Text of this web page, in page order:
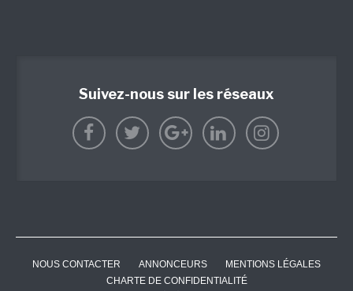
Suivez-nous sur les réseaux
NOUS CONTACTER ANNONCEURS
MENTIONS LÉGALES
CHARTE DE CONFIDENTIALITÉ